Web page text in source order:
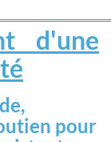
d'une
pour